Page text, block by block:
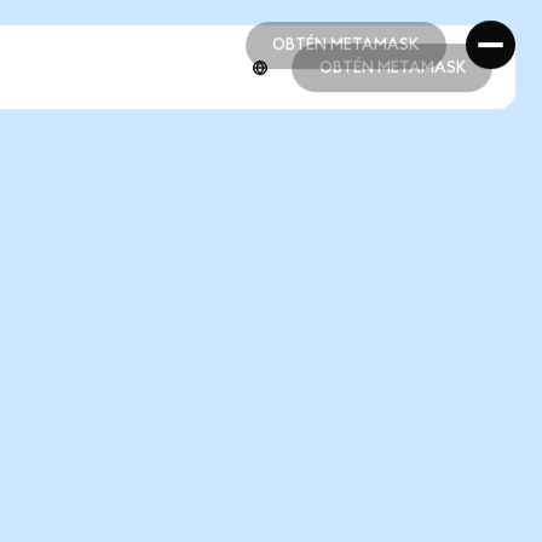
OBTÉN METAMASK
OBTÉN METAMASK
OBTÉN METAMASK